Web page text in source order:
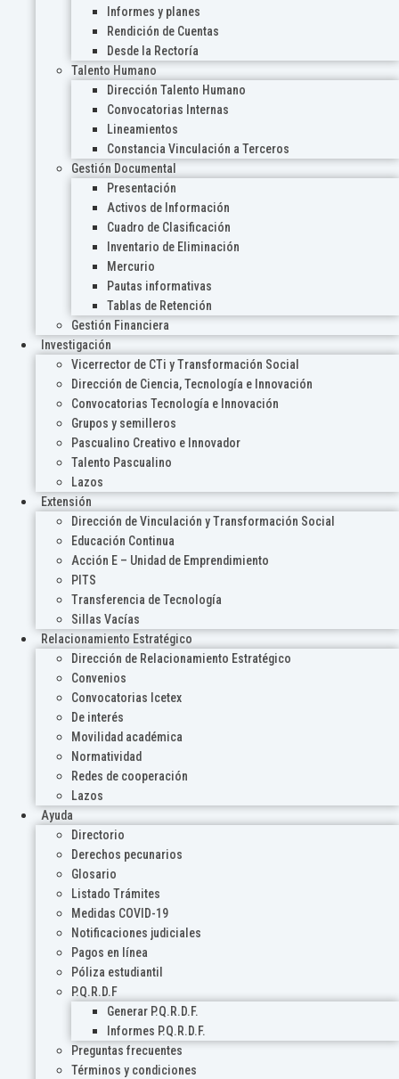
Informes y planes
Rendición de Cuentas
Desde la Rectoría
Talento Humano
Dirección Talento Humano
Convocatorias Internas
Lineamientos
Constancia Vinculación a Terceros
Gestión Documental
Presentación
Activos de Información
Cuadro de Clasificación
Inventario de Eliminación
Mercurio
Pautas informativas
Tablas de Retención
Gestión Financiera
Investigación
Vicerrector de CTi y Transformación Social
Dirección de Ciencia, Tecnología e Innovación
Convocatorias Tecnología e Innovación
Grupos y semilleros
Pascualino Creativo e Innovador
Talento Pascualino
Lazos
Extensión
Dirección de Vinculación y Transformación Social
Educación Continua
Acción E – Unidad de Emprendimiento
PITS
Transferencia de Tecnología
Sillas Vacías
Relacionamiento Estratégico
Dirección de Relacionamiento Estratégico
Convenios
Convocatorias Icetex
De interés
Movilidad académica
Normatividad
Redes de cooperación
Lazos
Ayuda
Directorio
Derechos pecunarios
Glosario
Listado Trámites
Medidas COVID-19
Notificaciones judiciales
Pagos en línea
Póliza estudiantil
P.Q.R.D.F
Generar P.Q.R.D.F.
Informes P.Q.R.D.F.
Preguntas frecuentes
Términos y condiciones